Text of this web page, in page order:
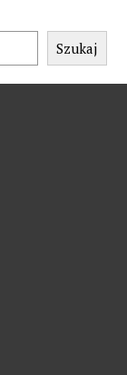
Szukaj